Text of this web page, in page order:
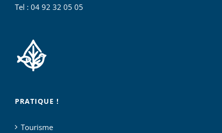
Tel : 04 92 32 05 05
PRATIQUE !
Tourisme